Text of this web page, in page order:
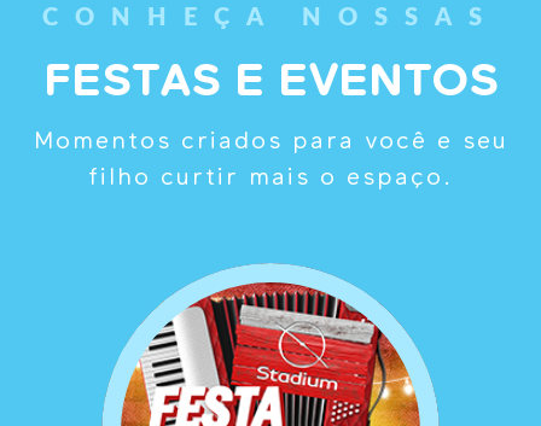
CONHEÇA NOSSAS
FESTAS E EVENTOS
Momentos criados para você e seu
filho curtir mais o espaço.